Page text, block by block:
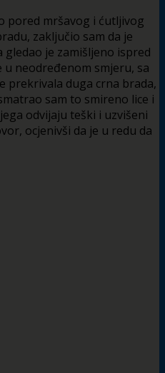
pored mršavog i ćutljivog
zaključio sam da je
gledao je zamišljeno ispred
u neodređenom smjeru, sa
prekrivala duga crna brada,
sam to smireno lice i
odvijaju teški i uzvišeni
ocjenivši da je u redu da